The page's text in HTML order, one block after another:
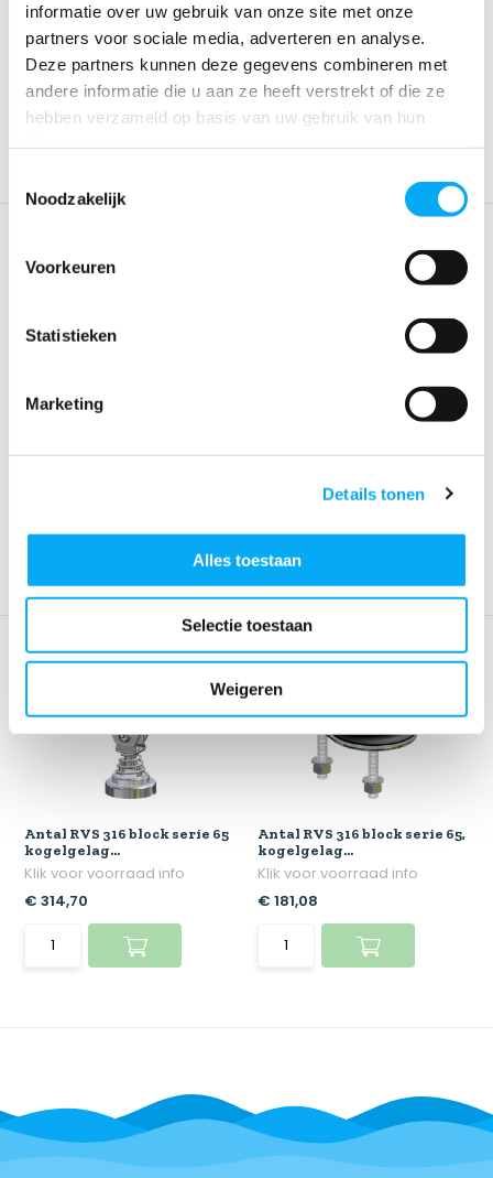
informatie over uw gebruik van onze site met onze
partners voor sociale media, adverteren en analyse.
Deze partners kunnen deze gegevens combineren met
andere informatie die u aan ze heeft verstrekt of die ze
hebben verzameld op basis van uw gebruik van hun
Noodzakelijk
Voorkeuren
Statistieken
Marketing
Details tonen
Alles toestaan
Selectie toestaan
Weigeren
Antal RVS 316 block serie 65,
Klik voor voorraad info
€ 145,47
Antal RVS 316 block serie 65,
Klik voor voorraad info
€ 237,63
Klik voor voorraad info
Antal RVS 316 block serie 65,
Klik voor voorraad info
Antal RVS 316 block serie 65
kogelgelag...
Klik voor voorraad info
€ 314,70
Antal RVS 316 block serie 65,
kogelgelag...
Klik voor voorraad info
€ 181,08